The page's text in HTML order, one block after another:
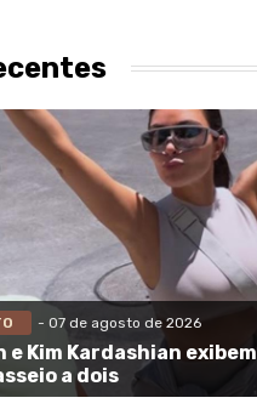
- 07 de agosto de 2026
e Kim Kardashian exibem
a dois